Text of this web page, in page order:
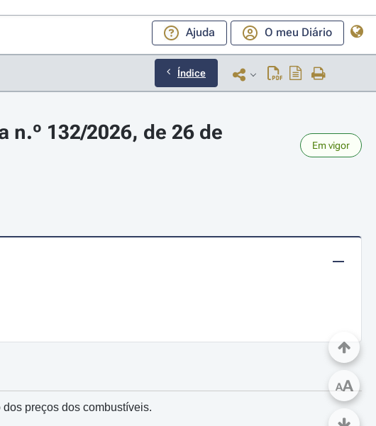
Ajuda O meu Diário
Índice
n.º 132/2026, de 26 de
Em vigor
preços dos combustíveis.
AA